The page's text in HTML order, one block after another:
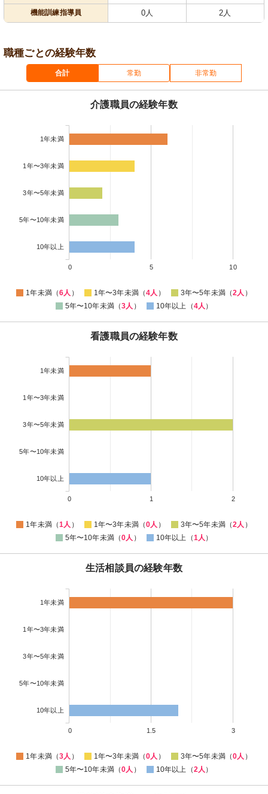
機能訓練指導員 0人 2人
職種ごとの経験年数
合計 常勤 非常勤
介護職員の経験年数
1年未満
1年〜3年未満
3年〜5年未満
5年〜10年未満
10年以上
0 5 10
1年未満（6人 ） 1年〜3年未満（4人 ） 3年〜5年未満（2人 ）
5年〜10年未満（3人 ） 10年以上（4人 ）
看護職員の経験年数
1年未満
1年〜3年未満
3年〜5年未満
5年〜10年未満
10年以上
0 1 2
1年未満（1人 ） 1年〜3年未満（0人 ） 3年〜5年未満（2人 ）
5年〜10年未満（0人 ） 10年以上（1人 ）
生活相談員の経験年数
1年未満
1年〜3年未満
3年〜5年未満
5年〜10年未満
10年以上
0 1.5 3
1年未満（3人 ） 1年〜3年未満（0人 ） 3年〜5年未満（0人 ）
5年〜10年未満（0人 ） 10年以上（2人 ）